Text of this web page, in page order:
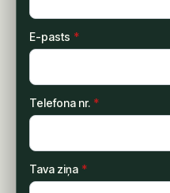
E-pasts *
Telefona nr. *
Tava ziņa *